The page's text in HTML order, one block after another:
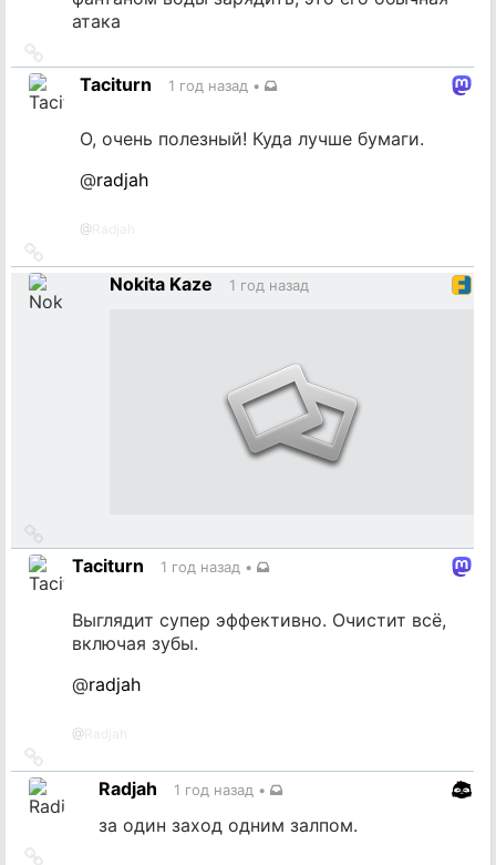
атака
на
источникTaciturn 1 год назад •
О, очень полезный! Куда лучше бумаги.
@radjah
@
на
источникNokita Kaze 1 год назад
на
источник
Taciturn 1 год назад •
Выглядит супер эффективно. Очистит всё,
включая зубы.
@radjah
@
на
источникRadjah 1 год назад •
за один заход одним залпом.